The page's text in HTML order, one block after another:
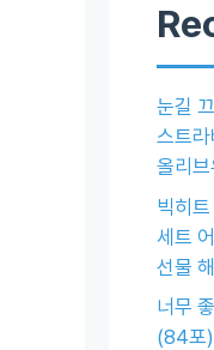
눈길
스트
올리
빅히
세트
선물
너무
(84포